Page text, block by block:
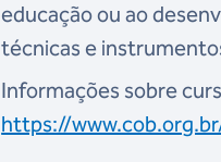
educação ou ao
técnicas e
Informações sobre
https://